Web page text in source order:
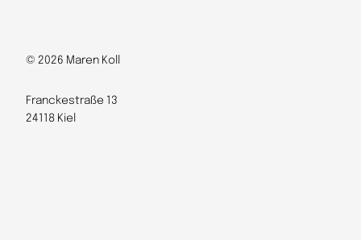
© 2026 Maren Koll
Franckestraße 13
24118 Kiel